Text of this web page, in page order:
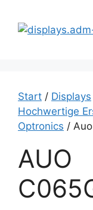
Inhalt
springen
Start / Displays
Hochwertige
Optronics /
AUO